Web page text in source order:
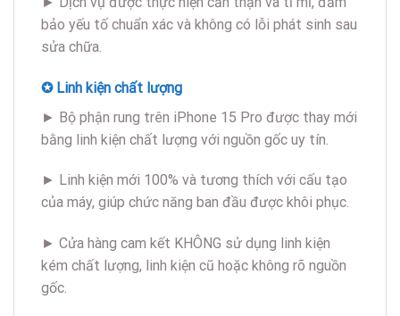
bảo yếu tố chuẩn xác và không có lỗi phát sinh sau
sửa chữa.
✪ Linh kiện chất lượng
► Bộ phận rung trên iPhone 15 Pro được thay mới
bằng linh kiện chất lượng với nguồn gốc uy tín.
► Linh kiện mới 100% và tương thích với cấu tạo
của máy, giúp chức năng ban đầu được khôi phục.
► Cửa hàng cam kết KHÔNG sử dụng linh kiện
kém chất lượng, linh kiện cũ hoặc không rõ nguồn
gốc.